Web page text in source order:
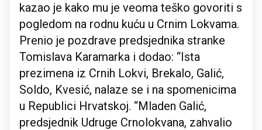
kazao je kako mu je veoma teško govoriti s
pogledom na rodnu kuću u Crnim Lokvama.
Prenio je pozdrave predsjednika stranke
Tomislava Karamarka i dodao: “Ista
prezimena iz Crnih Lokvi, Brekalo, Galić,
Soldo, Kvesić, nalaze se i na spomenicima
u Republici Hrvatskoj. “Mladen Galić,
predsjednik Udruge Crnolokvana, zahvalio